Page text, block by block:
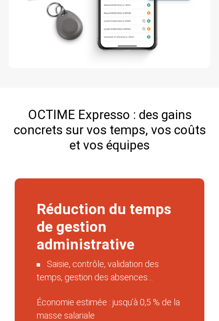
OCTIME Expresso : des gains
concrets sur vos temps, vos coûts
et vos équipes
Réduction du temps
de gestion
administrative
Saisie, contrôle, validation des
temps, gestion des absences…
​Économie estimée : jusqu’à 0,5 % de la
masse salariale​